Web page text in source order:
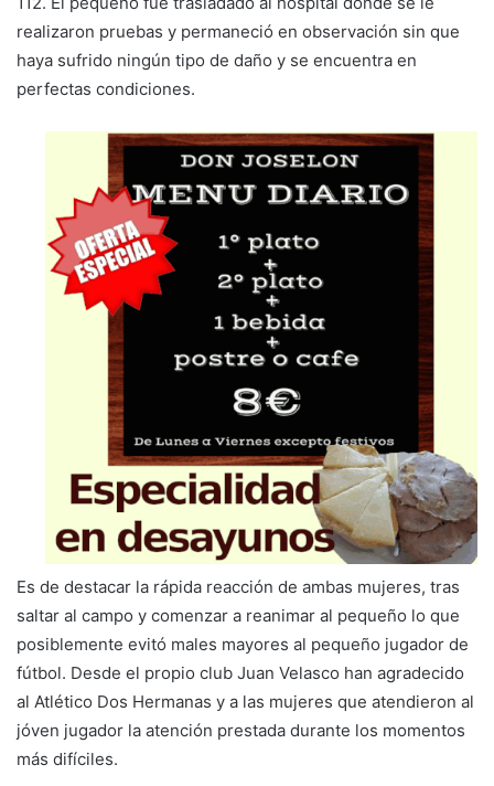
realizaron pruebas y permaneció en observación sin que
haya sufrido ningún tipo de daño y se encuentra en
perfectas condiciones.
Es de destacar la rápida reacción de ambas mujeres, tras
saltar al campo y comenzar a reanimar al pequeño lo que
posiblemente evitó males mayores al pequeño jugador de
fútbol. Desde el propio club Juan Velasco han agradecido
al Atlético Dos Hermanas y a las mujeres que atendieron al
jóven jugador la atención prestada durante los momentos
más difíciles.